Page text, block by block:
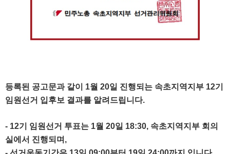
등록된 공고문과 같이 1월 20일 진행되는 속초지 역지부 12기
임원선거 입후보 결과를 알려드립니다.
- 12기 임원선거 투표는 1월 20일 18:30, 속초지역지부 회의
실에서 진행되며,